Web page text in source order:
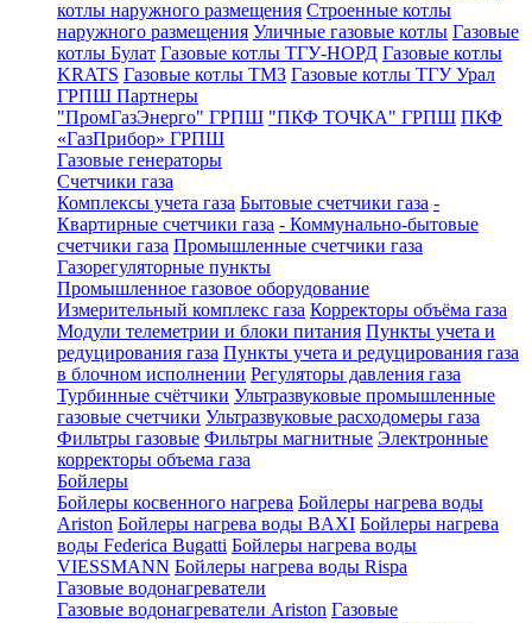
котлы наружного размещения Строенные котлы
наружного размещения Уличные газовые котлы Газовые
котлы Булат Газовые котлы ТГУ-НОРД Газовые котлы
KRATS Газовые котлы ТМЗ Газовые котлы ТГУ Урал
ГРПШ Партнеры
"ПромГазЭнерго" ГРПШ "ПКФ ТОЧКА" ГРПШ ПКФ
«ГазПрибор» ГРПШ
Газовые генераторы
Счетчики газа
Комплексы учета газа Бытовые счетчики газа -
Квартирные счетчики газа - Коммунально-бытовые
счетчики газа Промышленные счетчики газа
Газорегуляторные пункты
Промышленное газовое оборудование
Измерительный комплекс газа Корректоры объёма газа
Модули телеметрии и блоки питания Пункты учета и
редуцирования газа Пункты учета и редуцирования газа
в блочном исполнении Регуляторы давления газа
Турбинные счётчики Ультразвуковые промышленные
газовые счетчики Ультразвуковые расходомеры газа
Фильтры газовые Фильтры магнитные Электронные
корректоры объема газа
Бойлеры
Бойлеры косвенного нагрева Бойлеры нагрева воды
Ariston Бойлеры нагрева воды BAXI Бойлеры нагрева
воды Federica Bugatti Бойлеры нагрева воды
VIESSMANN Бойлеры нагрева воды Rispa
Газовые водонагреватели
Газовые водонагреватели Ariston Газовые